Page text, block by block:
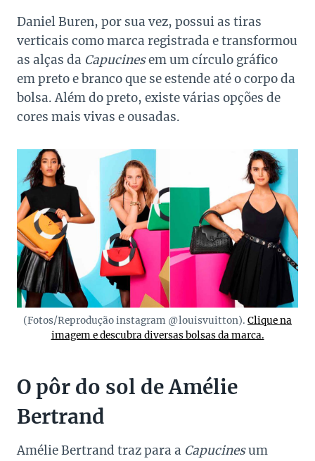
Daniel Buren, por sua vez, possui as tiras
verticais como marca registrada e transformou
as alças da Capucinesem um círculo gráfico
em preto e branco que se estende até o corpo da
bolsa. Além do preto, existe várias opções de
cores mais vivas e ousadas.
(Fotos/Reprodução instagram @louisvuitton). Clique na
imagem e descubra diversas bolsas da marca.
O pôr do sol de Amélie
Bertrand
Amélie Bertrand traz para a Capucinesum